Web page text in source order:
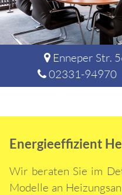
Enneper Str.
02331-94970
Energieeffizient
Wir beraten Sie im
Modelle an